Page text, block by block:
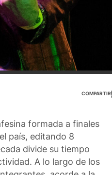
COMPARTIR
formada a finales
país, editando 8
divide su tiempo
A lo largo de los